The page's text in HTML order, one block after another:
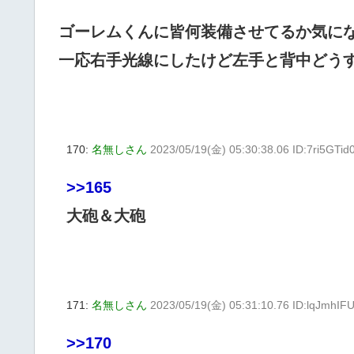
ゴーレムくんに皆何装備させてるか気に
一応右手光線にしたけど左手と背中どう
170: 名無しさん 2023/05/19(金) 05:30:38.06
>>165
大砲＆大砲
171: 名無しさん 2023/05/19(金) 05:31:10.76
>>170